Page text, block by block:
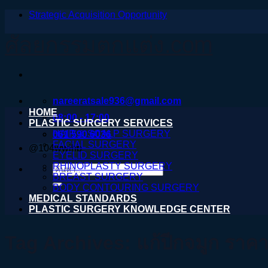
ข้าม
Strategic Acquisition Opportunity
nareeratsale936@gmail.com
08:00 - 17:00
061 590 6036
@104wwihb
ค้นหา:
HOME
PLASTIC SURGERY SERVICES
HAIR & SCALP SURGERY
FACIAL SURGERY
EYELID SURGERY
RHINOPLASTY SURGERY
BREAST SURGERY
BODY CONTOURING SURGERY
MEDICAL STANDARDS
PLASTIC SURGERY KNOWLEDGE CENTER